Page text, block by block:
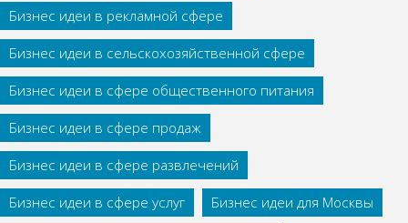
Бизнес идеи в рекламной сфере
Бизнес идеи в сельскохозяйственной сфере
Бизнес идеи в сфере общественного питания
Бизнес идеи в сфере продаж
Бизнес идеи в сфере развлечений
Бизнес идеи в сфере услуг
Бизнес идеи для Москвы